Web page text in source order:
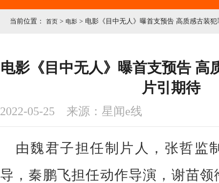
当前位置： 首页 > 电影 > 电影《目中无人》曝首支预告 高质感古装
电影《目中无人》曝首支预告 高
片引期待
2022-05-25 来源：星闻e线
由魏君子担任制片人，张哲监
导 ，秦鹏飞担任动作导演，谢苗